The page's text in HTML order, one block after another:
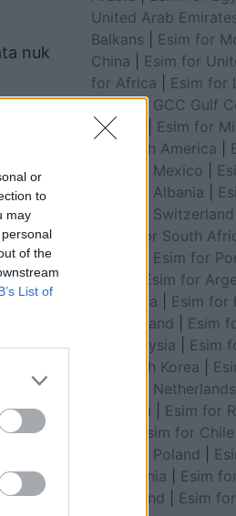
or
to
may
of the
List of
nuk
United Arab
Balkans
Esim for
China
Esim for
for Africa
Esim for
Esim for GCC Gulf
Council
Esim for
for South America
Esim for Mexico
Esim for Albania
Esim for Switzerland
Esim for South
Esim for
Esim for
Colombia
Esim for
for Thailand
Esim
for Malaysia
Esim
for South Korea
Esim for Netherlands
Australia
Esim for
Esim for Chile
Esim for Poland
Macedonia
Esim
for Finland
Esim